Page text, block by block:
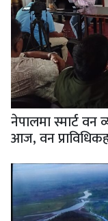
नेपालमा स्मार्ट वन
आज, वन